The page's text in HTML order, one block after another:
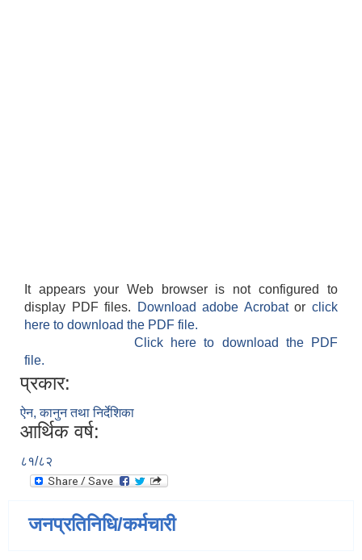
It appears your Web browser is not configured to
display PDF files.
Download adobe Acrobatorclick
here to download the PDF file.
Click here to download the PDF
file.
प्रकार:
ऐन, कानुन तथा निर्देशिका
आर्थिक वर्ष:
८१/८२
जनप्रतिनिधि/कर्मचारी